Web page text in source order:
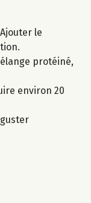
le
protéiné,
environ 20